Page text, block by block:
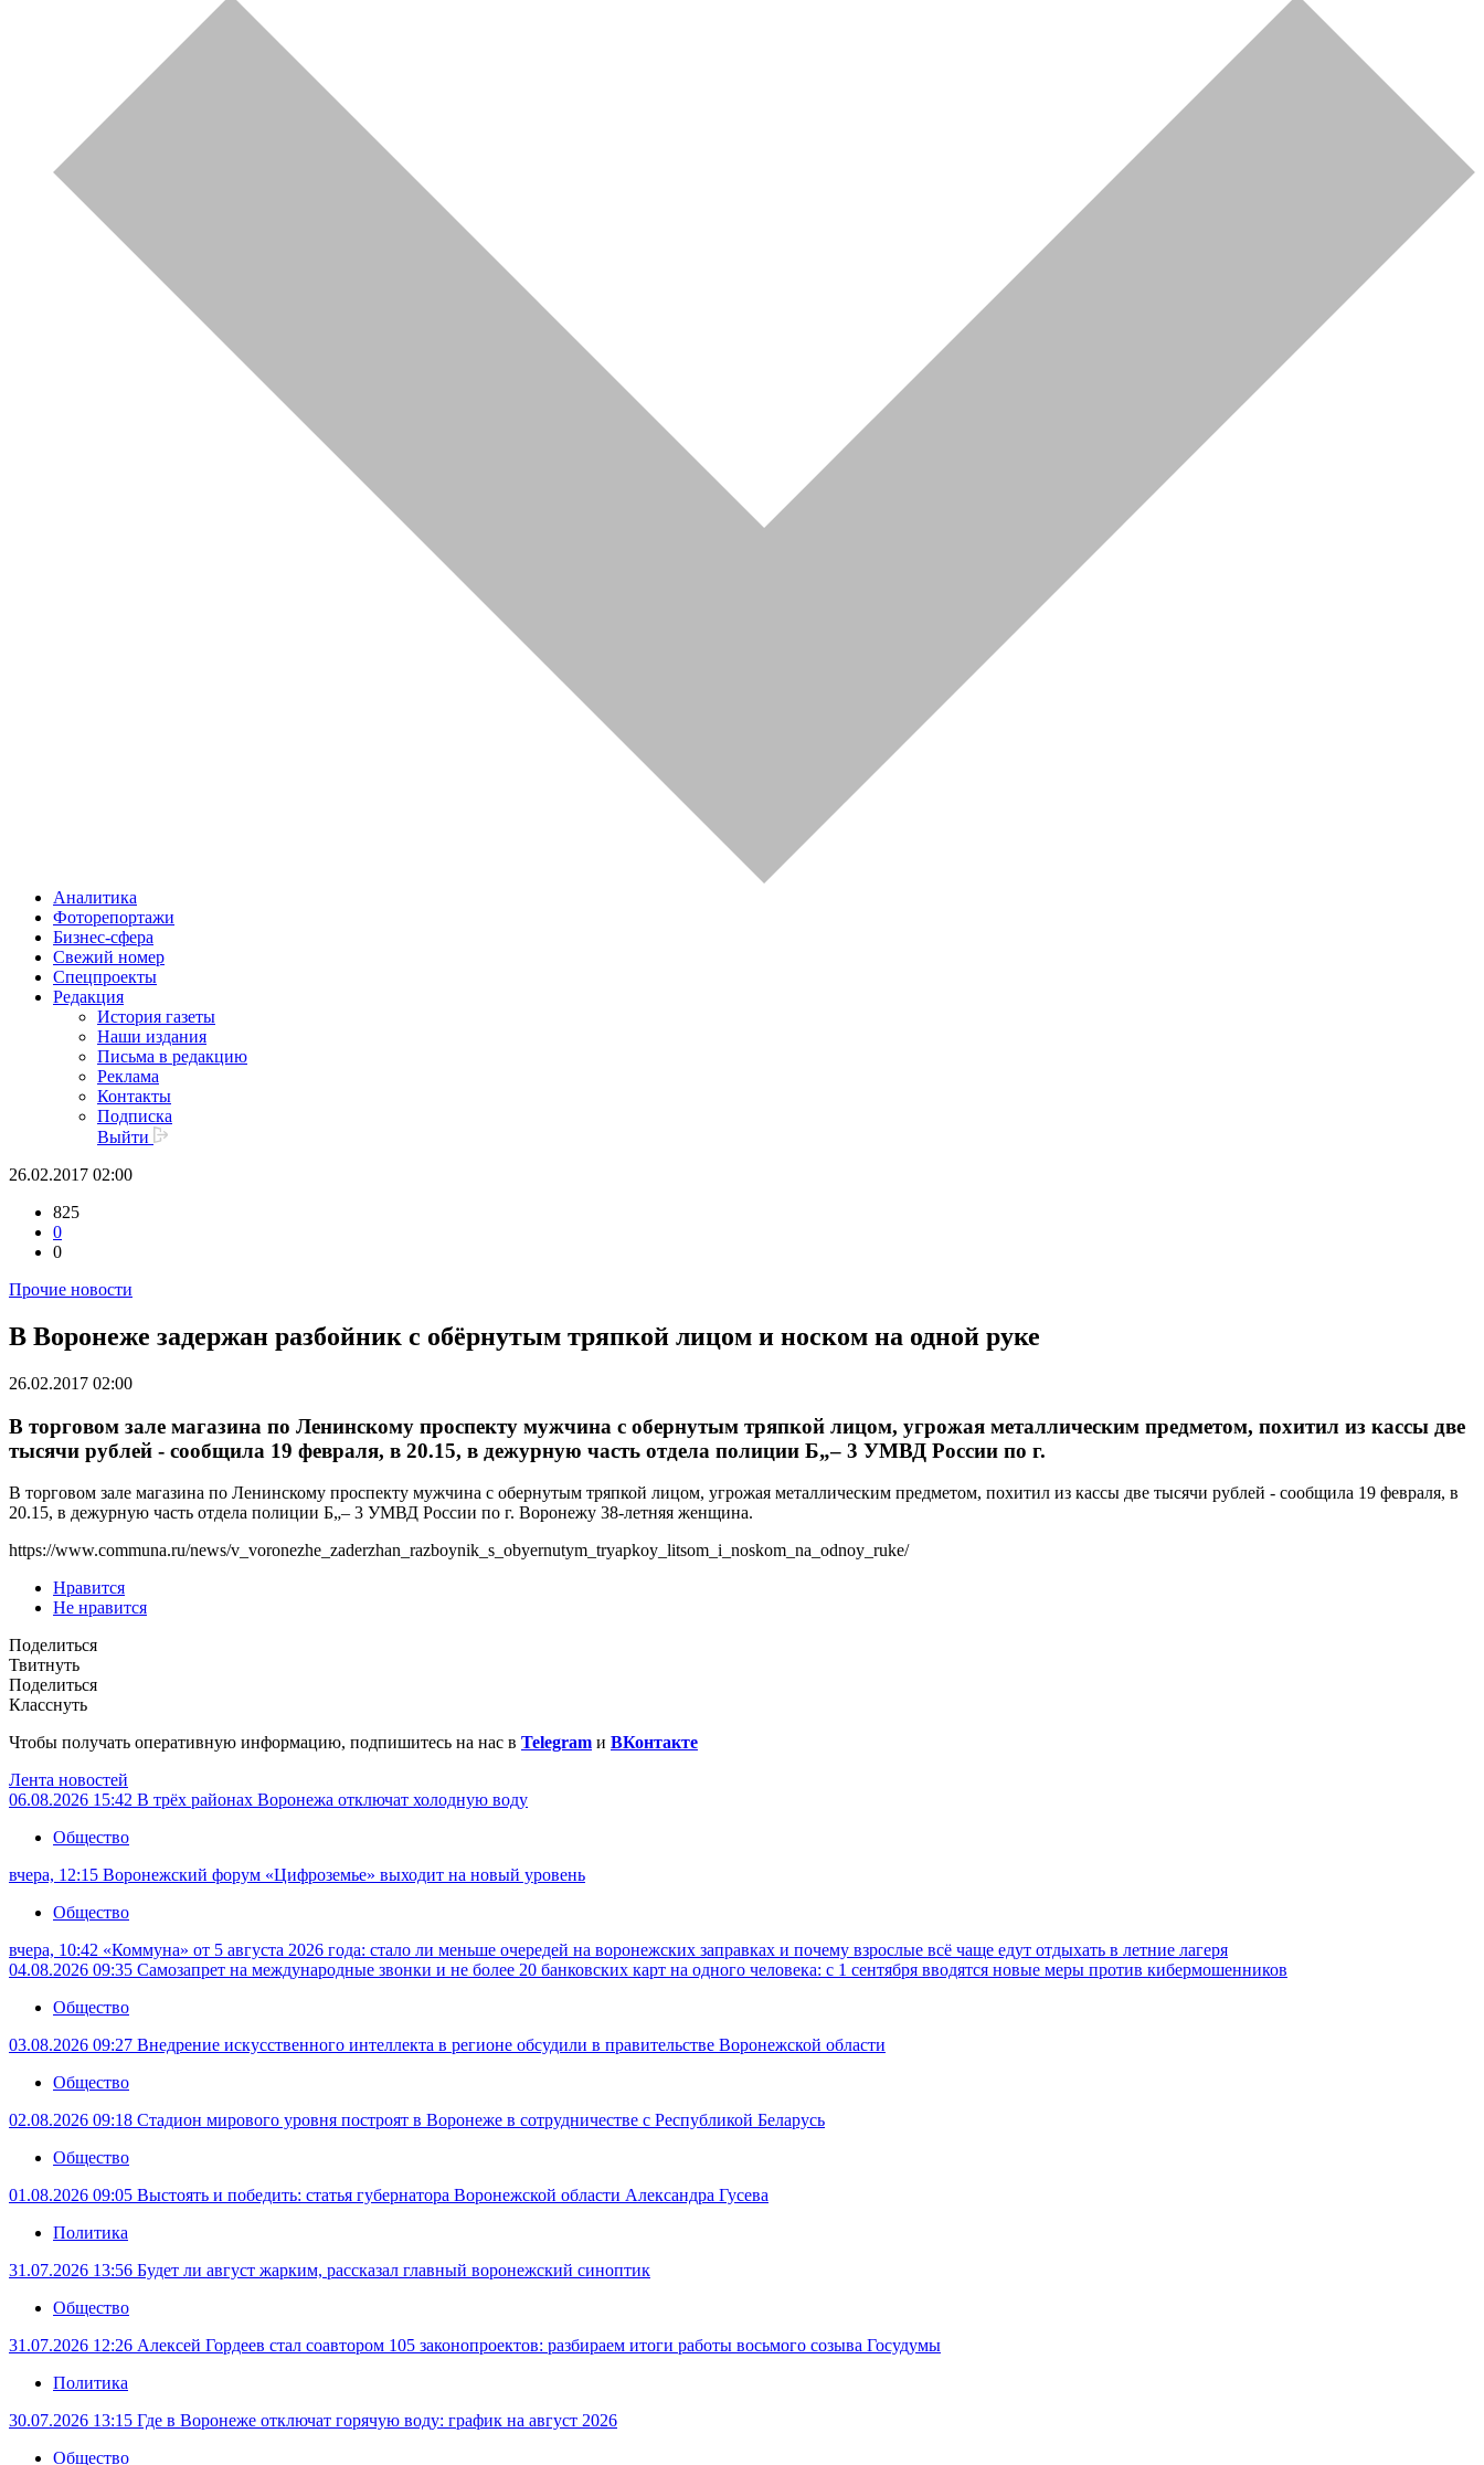
Аналитика
Фоторепортажи
Бизнес-сфера
Свежий номер
Спецпроекты
Редакция
История газеты
Наши издания
Письма в редакцию
Реклама
Контакты
Подписка
Выйти
26.02.2017 02:00
825
0
0
Прочие новости
В Воронеже задержан разбойник с обёрнутым тряпкой лицом и носком на одной руке
26.02.2017 02:00
В торговом зале магазина по Ленинскому проспекту мужчина с обернутым тряпкой лицом, угрожая металлическим предметом, похитил из кассы две
тысячи рублей - сообщила 19 февраля, в 20.15, в дежурную часть отдела полиции Б„– 3 УМВД России по г.
В торговом зале магазина по Ленинскому проспекту мужчина с обернутым тряпкой лицом, угрожая металлическим предметом, похитил из кассы две тысячи рублей - сообщила 19 февраля, в
20.15, в дежурную часть отдела полиции Б„– 3 УМВД России по г. Воронежу 38-летняя женщина.
https://www.communa.ru/news/v_voronezhe_zaderzhan_razboynik_s_obyernutym_tryapkoy_litsom_i_noskom_na_odnoy_ruke/
Нравится
Не нравится
Поделиться
Твитнуть
Поделиться
Класснуть
Чтобы получать оперативную информацию, подпишитесь на нас в Telegram и ВКонтакте
Лента новостей
06.08.2026 15:42 В трёх районах Воронежа отключат холодную воду
Общество
вчера, 12:15 Воронежский форум «Цифроземье» выходит на новый уровень
Общество
вчера, 10:42 «Коммуна» от 5 августа 2026 года: стало ли меньше очередей на воронежских заправках и почему взрослые всё чаще едут отдыхать в летние лагеря
04.08.2026 09:35 Самозапрет на международные звонки и не более 20 банковских карт на одного человека: с 1 сентября вводятся новые меры против кибермошенников
Общество
03.08.2026 09:27 Внедрение искусственного интеллекта в регионе обсудили в правительстве Воронежской области
Общество
02.08.2026 09:18 Стадион мирового уровня построят в Воронеже в сотрудничестве с Республикой Беларусь
Общество
01.08.2026 09:05 Выстоять и победить: статья губернатора Воронежской области Александра Гусева
Политика
31.07.2026 13:56 Будет ли август жарким, рассказал главный воронежский синоптик
Общество
31.07.2026 12:26 Алексей Гордеев стал соавтором 105 законопроектов: разбираем итоги работы восьмого созыва Госудумы
Политика
30.07.2026 13:15 Где в Воронеже отключат горячую воду: график на август 2026
Общество